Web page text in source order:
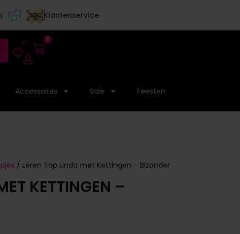
Klantenservice
0 0
Accessoires Sale Feesten
/ Leren Top Linda met Kettingen – Bizonder
KETTINGEN –